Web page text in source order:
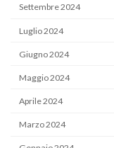
Settembre 2024
Luglio 2024
Giugno 2024
Maggio 2024
Aprile 2024
Marzo 2024